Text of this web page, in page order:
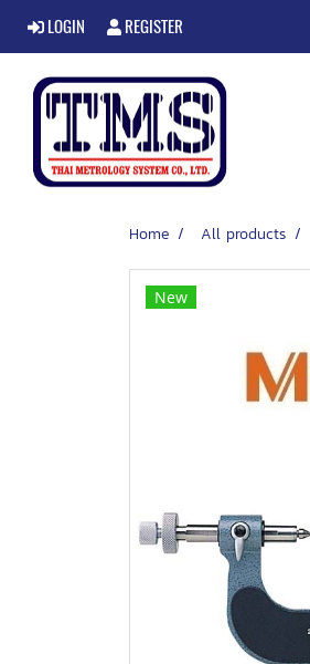
LOGIN REGISTER
Home All products
New